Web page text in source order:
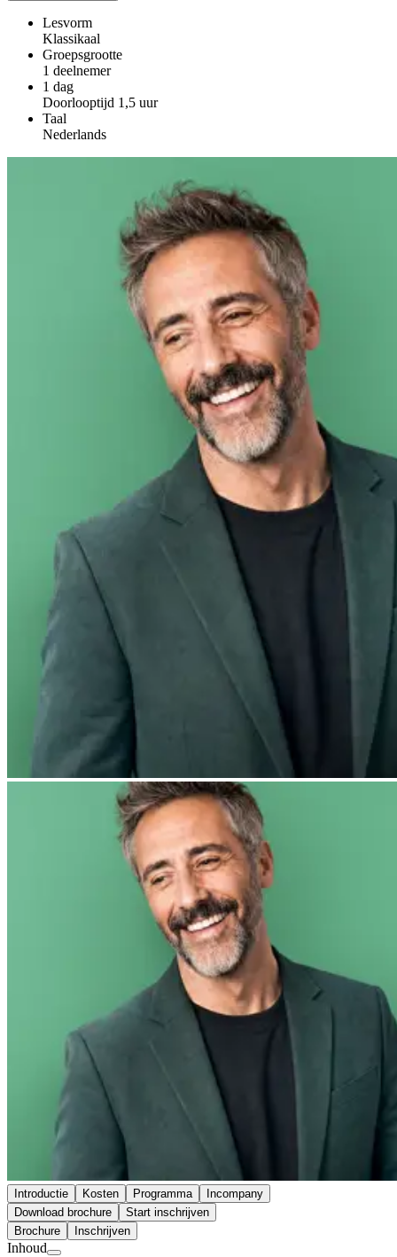
Lesvorm
Klassikaal
Groepsgrootte
1 deelnemer
1 dag
Doorlooptijd 1,5 uur
Taal
Nederlands
Introductie Kosten Programma
Incompany
Download brochure
Start inschrijven
Brochure
Inschrijven
Inhoud